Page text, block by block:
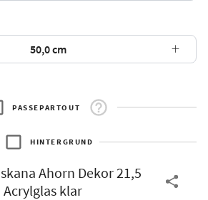
+
PASSEPARTOUT
HINTERGRUND
Ahorn Dekor 21,5
klar